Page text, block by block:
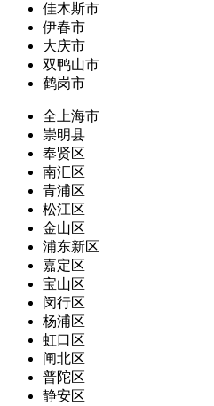
佳木斯市
伊春市
大庆市
双鸭山市
鹤岗市
全上海市
崇明县
奉贤区
南汇区
青浦区
松江区
金山区
浦东新区
嘉定区
宝山区
闵行区
杨浦区
虹口区
闸北区
普陀区
静安区